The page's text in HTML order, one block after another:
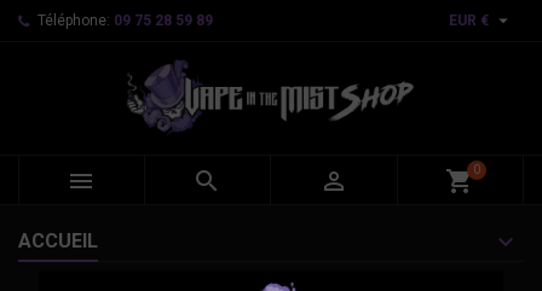
Téléphone: 09 75 28 59 89 EUR € 
   shopping_cart0
ACCUEIL